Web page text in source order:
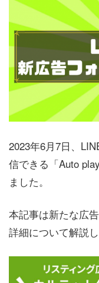
2023年6月7日、
信できる「Auto
ました。
本記事は新たな広
詳細について解説し